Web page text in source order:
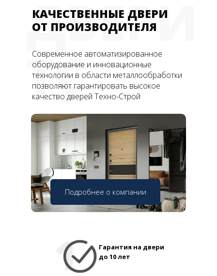
ДВЕРИ
ТС
КАЧЕСТВЕННЫЕ ДВЕРИ
ОТ ПРОИЗВОДИТЕЛЯ
Подробнее о компании
Современное автоматизированное
оборудование и инновационные
технологии в области металлообработки
позволяют гарантировать высокое
качество дверей Техно-Строй
Гарантия на двери
до 10 лет